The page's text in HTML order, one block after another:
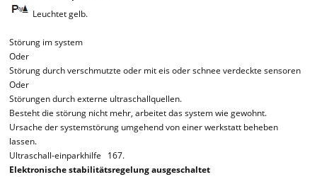
Leuchtet gelb.
Störung im system
Oder
Störung durch verschmutzte oder mit eis oder schnee verdeckte sensoren
Oder
Störungen durch externe ultraschallquellen.
Besteht die störung nicht mehr, arbeitet das system wie gewohnt.
Ursache der systemstörung umgehend von einer werkstatt beheben
lassen.
Ultraschall-einparkhilfe 167.
Elektronische stabilitätsregelung ausgeschaltet